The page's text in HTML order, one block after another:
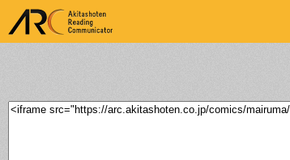
ARK Akitashoten Reading